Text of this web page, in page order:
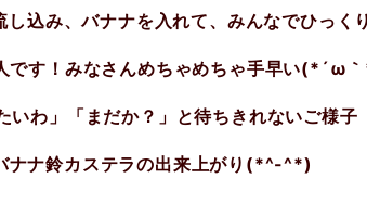
し込み、バナナを入れて、みんなでひっく
です！みなさんめちゃめちゃ手早い(*´ω
いわ」「まだか？」と待ちきれないご様子
ナナ鈴カステラの出来上がり(*^-^*)